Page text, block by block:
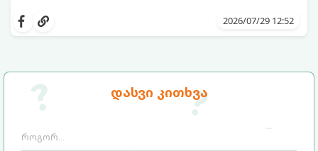
დასვი კითხვა
იშლება მნიშვნელოვანი გარიგებები,
ასეთ მომენტებში ადვილია
ეზოთერიკასა და ფსიქოლოგიაში ეს
ფენომენი ხშირად სხვანაირად
მომხდარი მარცხი სასჯელი კი არა,
სამყაროს მცდელობაა:
2026/07/29 12:52